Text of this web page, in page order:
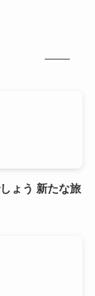
ょう 新たな旅